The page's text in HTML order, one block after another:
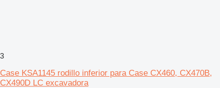
3
Case KSA1145 rodillo inferior para Case CX460, CX470B,
CX490D LC excavadora